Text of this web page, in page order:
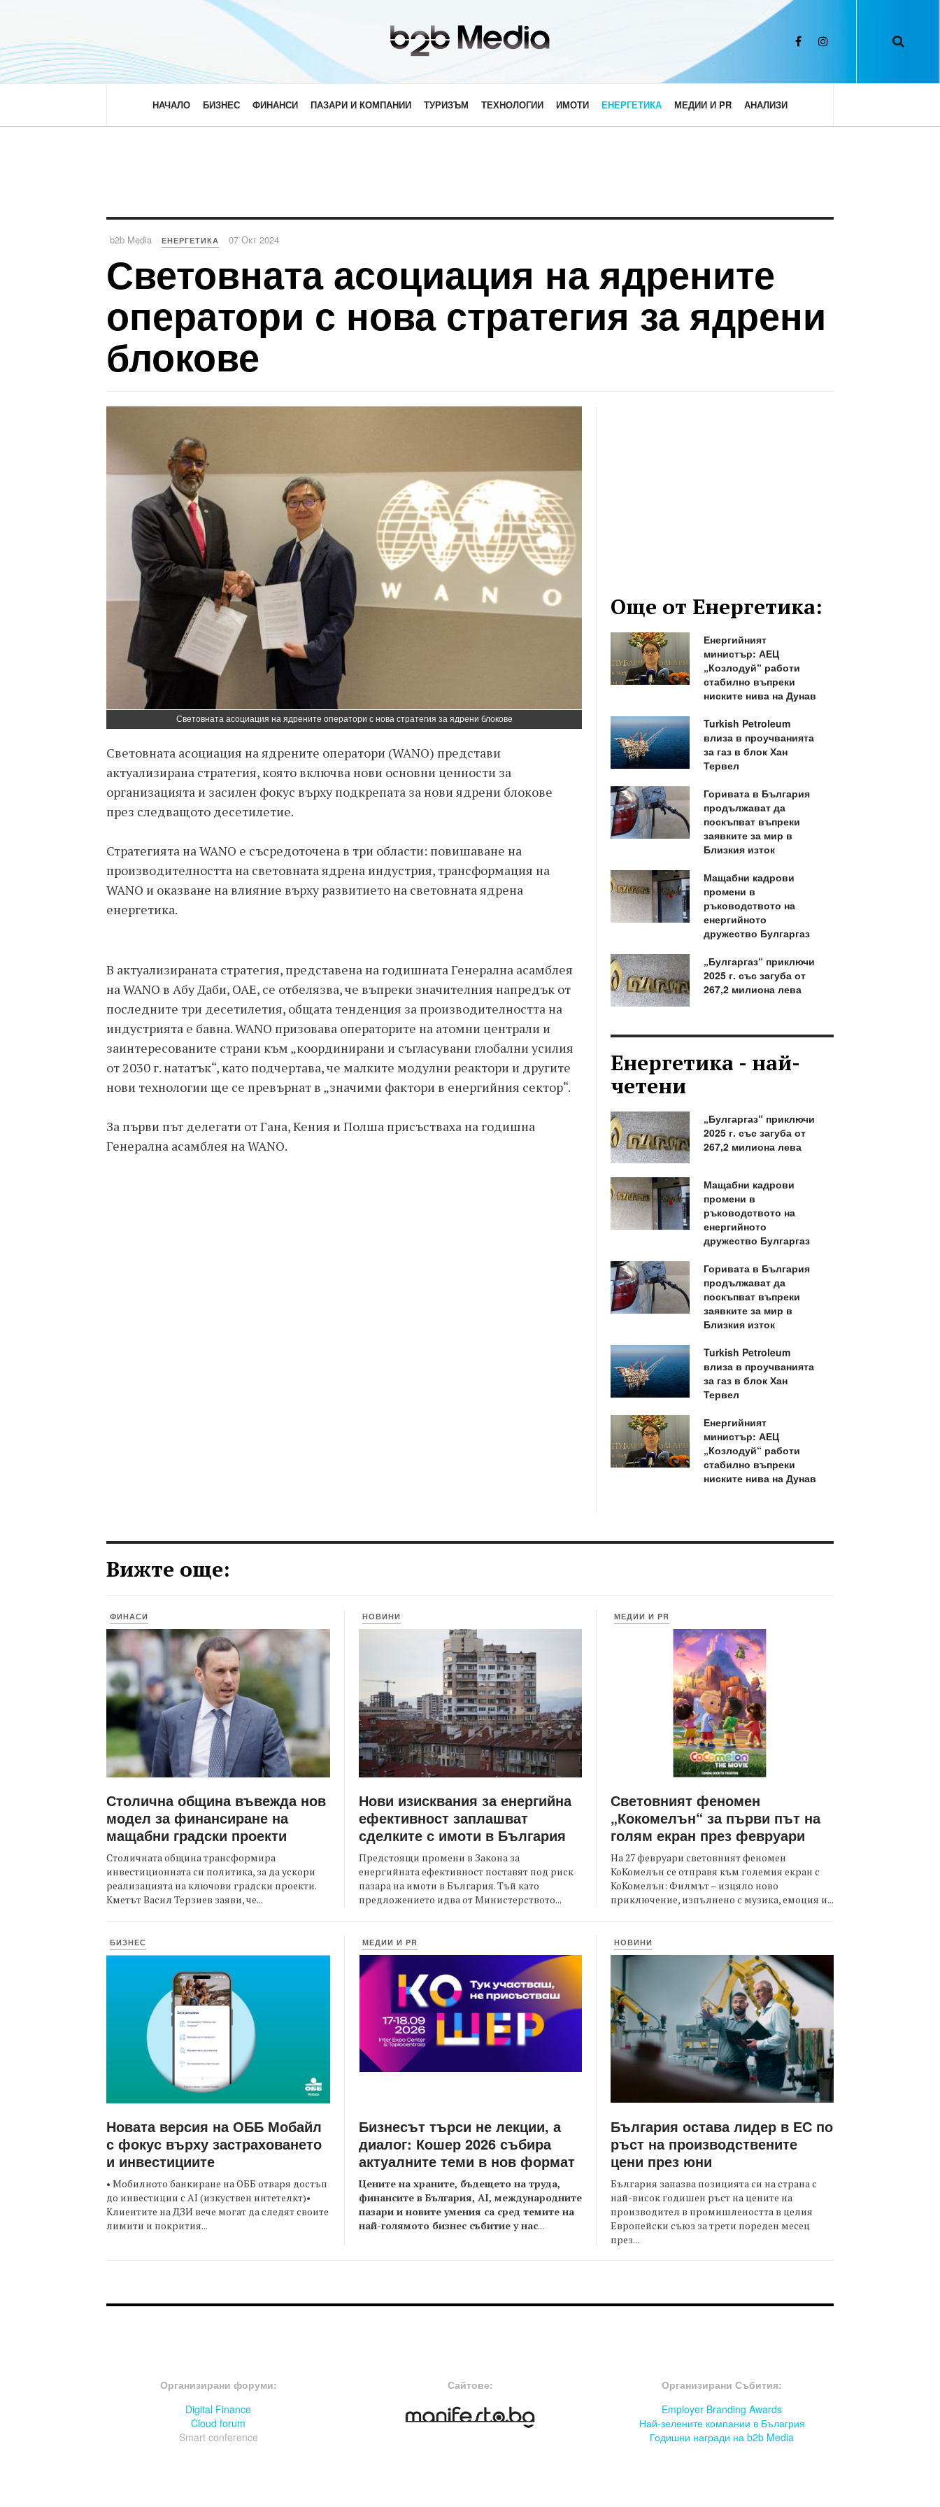
НАЧАЛО БИЗНЕС ФИНАНСИ ПАЗАРИ И КОМПАНИИ ТУРИЗЪМ ТЕХНОЛОГИИ ИМОТИ ЕНЕРГЕТИКА МЕДИИ И PR АНАЛИЗИ
b2b Media ЕНЕРГЕТИКА 07 Окт 2024
Световната асоциация на ядрените
оператори с нова стратегия за ядрени
блокове
Световната асоциация на ядрените оператори с нова стратегия за ядрени блокове
Световната асоциация на ядрените оператори (WANO) представи
актуализирана стратегия, която включва нови основни ценности за
организацията и засилен фокус върху подкрепата за нови ядрени блокове
през следващото десетилетие.
Стратегията на WANO е съсредоточена в три области: повишаване на
производителността на световната ядрена индустрия, трансформация на
WANO и оказване на влияние върху развитието на световната ядрена
енергетика.
В актуализираната стратегия, представена на годишната Генерална асамблея
на WANO в Абу Даби, ОАЕ, се отбелязва, че въпреки значителния напредък от
последните три десетилетия, общата тенденция за производителността на
индустрията е бавна. WANO призовава операторите на атомни централи и
заинтересованите страни към „координирани и съгласувани глобални усилия
от 2030 г. нататък“, като подчертава, че малките модулни реактори и другите
нови технологии ще се превърнат в „значими фактори в енергийния сектор“.
За първи път делегати от Гана, Кения и Полша присъстваха на годишна
Генерална асамблея на WANO.
Още от Енергетика:
Енергийният
министър: АЕЦ
„Козлодуй“ работи
стабилно въпреки
ниските нива на Дунав
Turkish Petroleum
влиза в проучванията
за газ в блок Хан
Тервел
Горивата в България
продължават да
поскъпват въпреки
заявките за мир в
Близкия изток
Мащабни кадрови
промени в
ръководството на
енергийното
дружество Булгаргаз
„Булгаргаз“ приключи
2025 г. със загуба от
267,2 милиона лева
Енергетика - най-
четени
„Булгаргаз“ приключи
2025 г. със загуба от
267,2 милиона лева
Мащабни кадрови
промени в
ръководството на
енергийното
дружество Булгаргаз
Горивата в България
продължават да
поскъпват въпреки
заявките за мир в
Близкия изток
Turkish Petroleum
влиза в проучванията
за газ в блок Хан
Тервел
Енергийният
министър: АЕЦ
„Козлодуй“ работи
стабилно въпреки
ниските нива на Дунав
Вижте още:
ФИНАСИ
Столична община въвежда нов
модел за финансиране на
мащабни градски проекти
Столичната община трансформира
инвестиционната си политика, за да ускори
реализацията на ключови градски проекти.
Кметът Васил Терзиев заяви, че...
НОВИНИ
Нови изисквания за енергийна
ефективност заплашват
сделките с имоти в България
Предстоящи промени в Закона за
енергийната ефективност поставят под риск
пазара на имоти в България. Тъй като
предложението идва от Министерството...
МЕДИИ И PR
Световният феномен
„Кокомелън“ за първи път на
голям екран през февруари
На 27 февруари световният феномен
КоКомелън се отправя към големия екран с
КоКомелън: Филмът – изцяло ново
приключение, изпълнено с музика, емоция и...
БИЗНЕС
Новата версия на ОББ Мобайл
с фокус върху застраховането
и инвестициите
• Мобилното банкиране на ОББ отваря достъп
до инвестиции с AI (изкуствен интетелкт)•
Клиентите на ДЗИ вече могат да следят своите
лимити и покрития...
МЕДИИ И PR
Бизнесът търси не лекции, а
диалог: Кошер 2026 събира
актуалните теми в нов формат
Цените на храните, бъдещето на труда,
финансите в България, AI, международните
пазари и новите умения са сред темите на
най-голямото бизнес събитие у нас...
НОВИНИ
България остава лидер в ЕС по
ръст на производствените
цени през юни
България запазва позицията си на страна с
най-висок годишен ръст на цените на
производител в промишлеността в целия
Европейски съюз за трети пореден месец
през...
Организирани форуми:
Digital Finance
Cloud forum
Smart conference
Сайтове:
Организирани Събития:
Employer Branding Awards
Най-зелените компании в Бълагрия
Годишни награди на b2b Media